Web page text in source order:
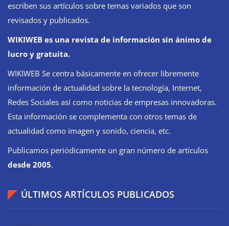
escriben sus artículos sobre temas variados que son
revisados y publicados.
WIKIWEB es una revista de información sin ánimo de
lucro y gratuita.
WIKIWEB Se centra básicamente en ofrecer libremente
información de actualidad sobre la tecnología, Internet,
Redes Sociales así como noticias de empresas innovadoras.
Esta información se complementa con otros temas de
actualidad como imagen y sonido, ciencia, etc.
Publicamos periódicamente un gran número de artículos
desde 2005.
ÚLTIMOS ARTÍCULOS PUBLICADOS